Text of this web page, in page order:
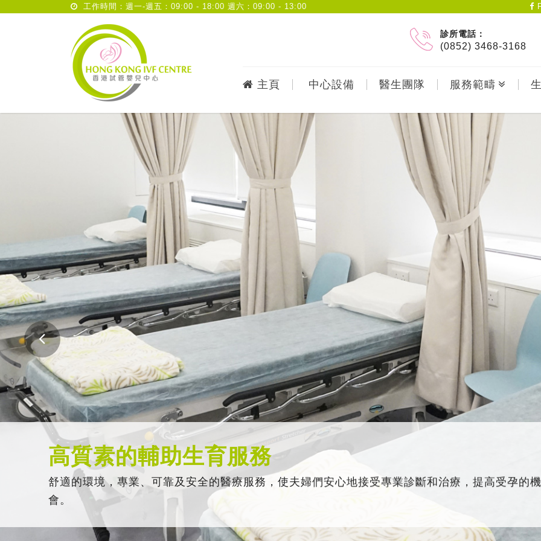
工作時間：週一-週五：09:00 - 18:00 週六：09:00 - 13:00
診所電話：
(0852) 3468-3168
主頁 中心設備 醫生團隊 服務範疇
高質素的輔助生育服務
舒適的環境，專業、可靠及安全的醫療服務，使夫婦們安心地接受專業診斷和治療，提高受孕的機
會。